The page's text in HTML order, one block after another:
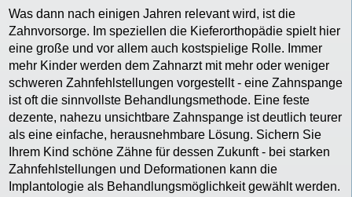
Was dann nach einigen Jahren relevant wird, ist die
Zahnvorsorge. Im speziellen die Kieferorthopädie spielt hier
eine große und vor allem auch kostspielige Rolle. Immer
mehr Kinder werden dem Zahnarzt mit mehr oder weniger
schweren Zahnfehlstellungen vorgestellt - eine Zahnspange
ist oft die sinnvollste Behandlungsmethode. Eine feste
dezente, nahezu unsichtbare Zahnspange ist deutlich teurer
als eine einfache, herausnehmbare Lösung. Sichern Sie
Ihrem Kind schöne Zähne für dessen Zukunft - bei starken
Zahnfehlstellungen und Deformationen kann die
Implantologie als Behandlungsmöglichkeit gewählt werden.